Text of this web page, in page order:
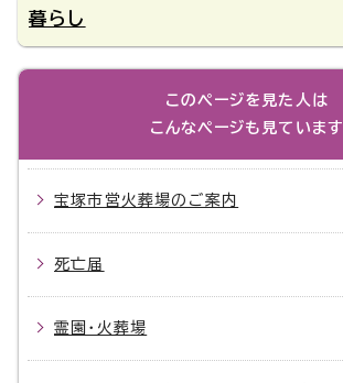
暮らし
このページを見た人は
こんなページも見ています
宝塚市営火葬場のご案内
死亡届
霊園・火葬場